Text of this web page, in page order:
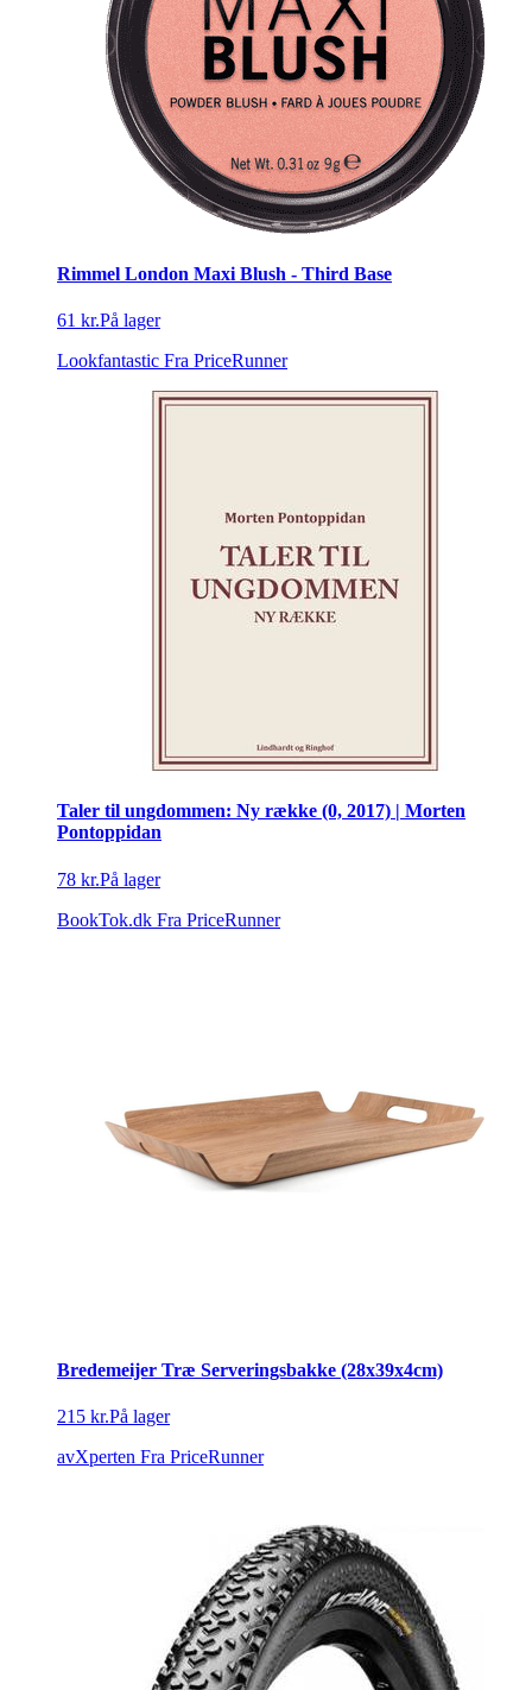
Rimmel London Maxi Blush - Third Base
61 kr.På lager
Lookfantastic Fra PriceRunner
Taler til ungdommen: Ny række (0, 2017) | Morten
Pontoppidan
78 kr.På lager
BookTok.dk Fra PriceRunner
Bredemeijer Træ Serveringsbakke (28x39x4cm)
215 kr.På lager
avXperten Fra PriceRunner